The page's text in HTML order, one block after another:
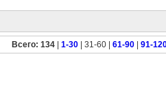
Всего: 134 1-30 | 31-60 | 61-90 91-